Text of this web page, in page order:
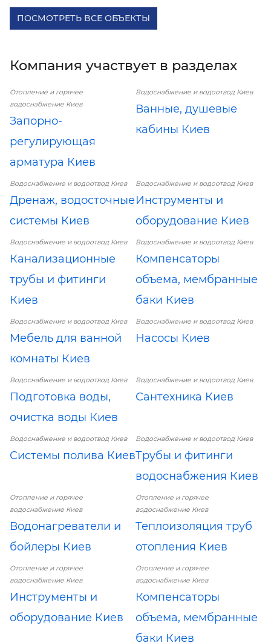
ПОСМОТРЕТЬ ВСЕ ОБЪЕКТЫ
Компания участвует в разделах
Отопление и горячее
водоснабжение Киев
Запорно-
регулирующая
арматура Киев
Водоснабжение и водоотвод Киев
Ванные, душевые
кабины Киев
Водоснабжение и водоотвод Киев
Дренаж, водосточные
системы Киев
Водоснабжение и водоотвод Киев
Инструменты и
оборудование Киев
Водоснабжение и водоотвод Киев
Канализационные
трубы и фитинги
Киев
Водоснабжение и водоотвод Киев
Компенсаторы
объема, мембранные
баки Киев
Водоснабжение и водоотвод Киев
Мебель для ванной
комнаты Киев
Водоснабжение и водоотвод Киев
Насосы Киев
Водоснабжение и водоотвод Киев
Подготовка воды,
очистка воды Киев
Водоснабжение и водоотвод Киев
Сантехника Киев
Водоснабжение и водоотвод Киев
Системы полива Киев
Водоснабжение и водоотвод Киев
Трубы и фитинги
водоснабжения Киев
Отопление и горячее
водоснабжение Киев
Водонагреватели и
бойлеры Киев
Отопление и горячее
водоснабжение Киев
Теплоизоляция труб
отопления Киев
Отопление и горячее
водоснабжение Киев
Инструменты и
оборудование Киев
Отопление и горячее
водоснабжение Киев
Компенсаторы
объема, мембранные
баки Киев